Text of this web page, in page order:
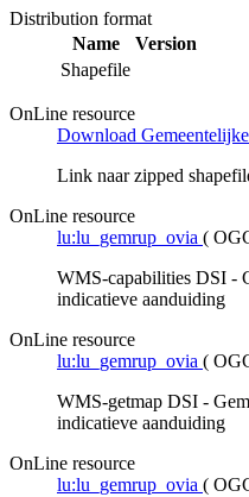
Distribution format
Name
Version
Shapefile
OnLine resource
Download
Link naar zipped
OnLine resource
lu:lu_gemrup_ovia (
WMS-capabilities DSI -
indicatieve aanduiding
OnLine resource
lu:lu_gemrup_ovia (
WMS-getmap DSI -
indicatieve aanduiding
OnLine resource
lu:lu_gemrup_ovia (